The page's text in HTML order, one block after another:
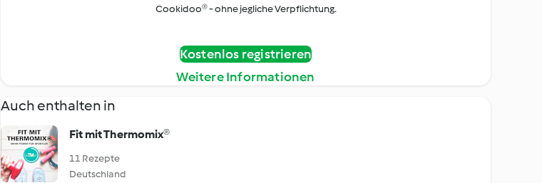
Cookidoo® - ohne jegliche Verpflichtung.
Kostenlos registrieren
Weitere Informationen
Auch enthalten in
Fit mit Thermomix®
11 Rezepte
Deutschland